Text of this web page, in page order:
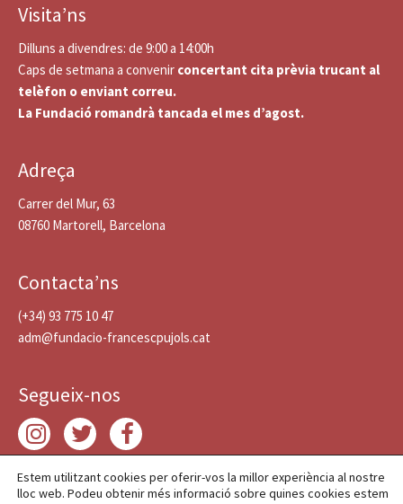
Visita’ns
Dilluns a divendres: de 9:00 a 14:00h
Caps de setmana a convenir concertant cita prèvia trucant al
telèfon o enviant correu.
La Fundació romandrà tancada el mes d’agost.
Adreça
Carrer del Mur, 63
08760 Martorell, Barcelona
Contacta’ns
(+34) 93 775 10 47
adm@fundacio-francescpujols.cat
Segueix-nos
Estem utilitzant cookies per oferir-vos la millor experiència al nostre
lloc web. Podeu obtenir més informació sobre quines cookies estem